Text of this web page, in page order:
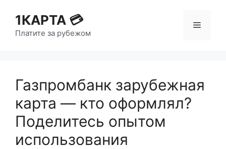
1КАРТА 💳
Платите за рубежом
Газпромбанк зарубежная
карта — кто оформлял?
Поделитесь опытом
использования